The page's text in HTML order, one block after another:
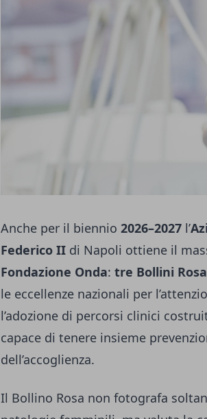
Anche per il biennio 2026–2027 l’
Federico II di Napoli ottiene il
Fondazione Onda: tre Bollini Rosa
le eccellenze nazionali per
l’adozione di percorsi clinici
capace di tenere insieme
dell’accoglienza.
Il Bollino Rosa non fotografa